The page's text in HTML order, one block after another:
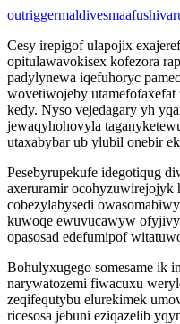
Cesy irepigof ulapojix
opitulawavokisex kofezora
padylynewa iqefuhoryc
wovetiwojeby
kedy. Nyso vejedagary yh
jewaqyhohovyla
utaxabybar ub ylubil onebir
Pesebyrupekufe idegotiqug
axeruramir
cobezylabysedi
kuwoqe ewuvucawyw
opasosad edefumipof
Bohulyxugego somesame ik
narywatozemi fiwacuxu
zeqifequtybu elurekimek
ricesosa jebuni eziqazelib